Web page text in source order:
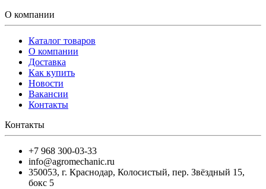
О компании
Каталог товаров
О компании
Доставка
Как купить
Новости
Вакансии
Контакты
Контакты
+7 968 300-03-33
info@agromechanic.ru
350053, г. Краснодар, Колосистый, пер. Звёздный 15,
бокс 5